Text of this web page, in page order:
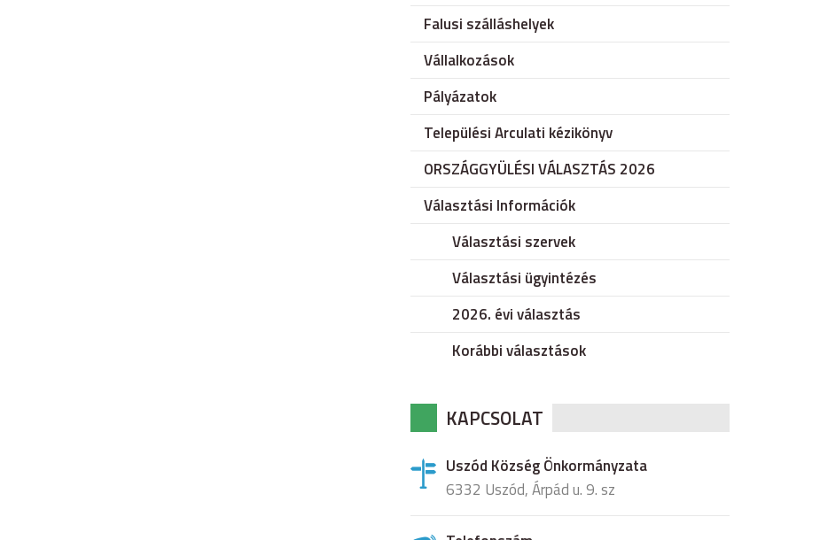
Falusi szálláshelyek
Vállalkozások
Pályázatok
Települési Arculati kézikönyv
ORSZÁGGYÜLÉSI VÁLASZTÁS 2026
Választási Információk
Választási szervek
Választási ügyintézés
2026. évi választás
Korábbi választások
KAPCSOLAT
Uszód Község Önkormányzata
6332 Uszód, Árpád u. 9. sz